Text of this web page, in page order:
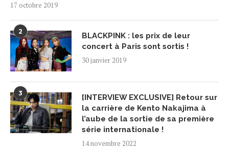
17 octobre 2019
2
BLACKPINK : les prix de leur
concert à Paris sont sortis !
30 janvier 2019
3
[INTERVIEW EXCLUSIVE] Retour sur
la carrière de Kento Nakajima à
l’aube de la sortie de sa première
série internationale !
14 novembre 2022